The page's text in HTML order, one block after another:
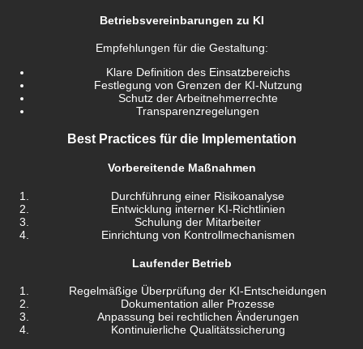
Betriebsvereinbarungen zu KI
Empfehlungen für die Gestaltung:
Klare Definition des Einsatzbereichs
Festlegung von Grenzen der KI-Nutzung
Schutz der Arbeitnehmerrechte
Transparenzregelungen
Best Practices für die Implementation
Vorbereitende Maßnahmen
Durchführung einer Risikoanalyse
Entwicklung interner KI-Richtlinien
Schulung der Mitarbeiter
Einrichtung von Kontrollmechanismen
Laufender Betrieb
Regelmäßige Überprüfung der KI-Entscheidungen
Dokumentation aller Prozesse
Anpassung bei rechtlichen Änderungen
Kontinuierliche Qualitätssicherung